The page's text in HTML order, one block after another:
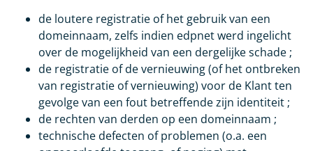
de loutere registratie of het gebruik van een
domeinnaam, zelfs indien edpnet werd ingelicht
over de mogelijkheid van een dergelijke schade ;
de registratie of de vernieuwing (of het ontbreken
van registratie of vernieuwing) voor de Klant ten
gevolge van een fout betreffende zijn identiteit ;
de rechten van derden op een domeinnaam ;
technische defecten of problemen (o.a. een